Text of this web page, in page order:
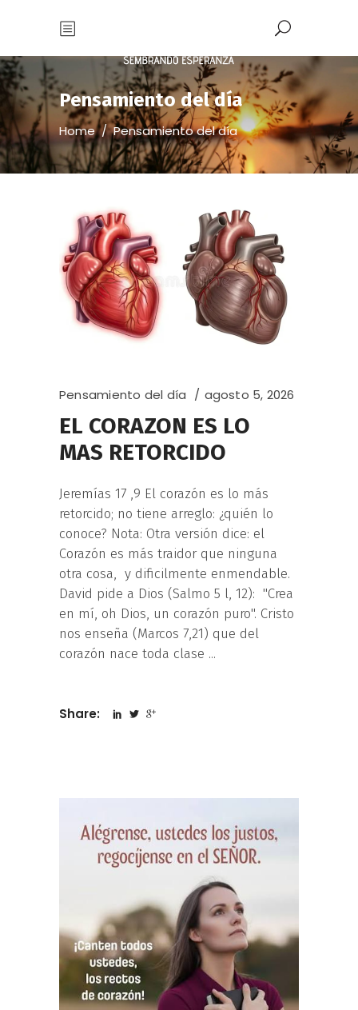
Pensamiento del día
Home/Pensamiento del día
Pensamiento del día agosto 5, 2026
EL CORAZON ES LO
MAS RETORCIDO
Jeremías 17 ,9 El corazón es lo más
retorcido; no tiene arreglo: ¿quién lo
conoce? Nota: Otra versión dice: el
Corazón es más traidor que ninguna
otra cosa, y dificilmente enmendable.
David pide a Dios (Salmo 5 l, 12): "Crea
en mí, oh Dios, un corazón puro". Cristo
nos enseña (Marcos 7,21) que del
corazón nace toda clase
Share: